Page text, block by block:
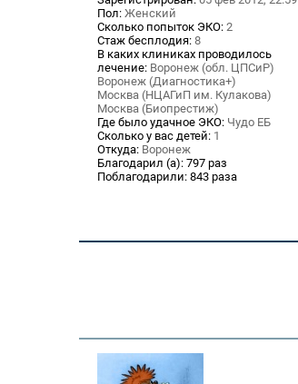
Пол: Женский
Сколько попыток ЭКО: 2
Стаж бесплодия: 8
В каких клиниках проводилось
лечение: Воронеж (обл. ЦПСиР)
Воронеж (Диагностика+)
Москва (НЦАГиП им. Кулакова)
Москва (Биопрестиж)
Где было удачное ЭКО: Чудо ЕБ
Сколько у вас детей: 1
Откуда: Воронеж
Благодарил (а): 797 раз
Поблагодарили: 843 раза